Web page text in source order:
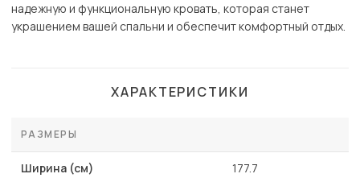
надежную и функциональную кровать, которая станет
украшением вашей спальни и обеспечит комфортный отдых.
ХАРАКТЕРИСТИКИ
РАЗМЕРЫ
Ширина (см) 177.7